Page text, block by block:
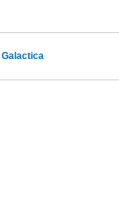
Galactica